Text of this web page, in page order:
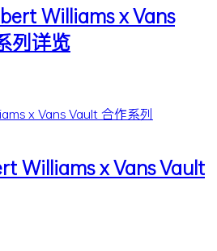
Williams x Vans
列详览
Williams x Vans Vault